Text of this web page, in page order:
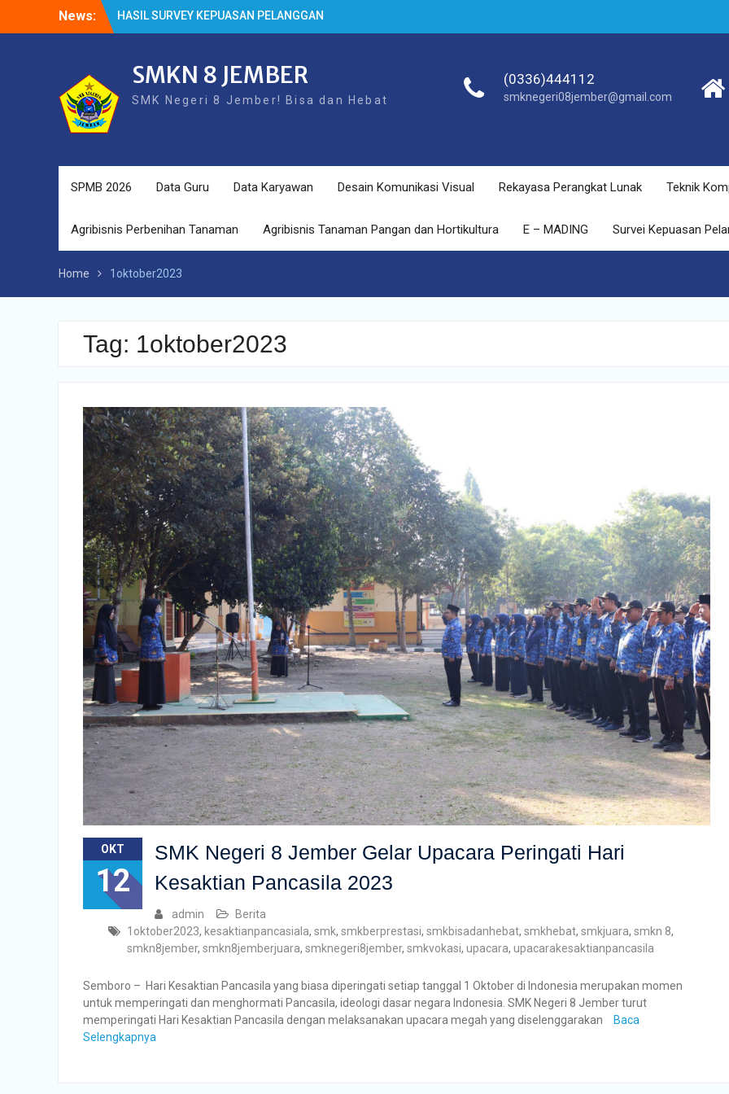
News:
HASIL SURVEY KEPUASAN PELANGGAN
HASIL SPMB PEMENUHAN KUOTA
SMKN 8 JEMBER
SMK Negeri 8 Jember! Bisa dan Hebat
(0336)444112
smknegeri08jember@gmail.com
SPMB 2026 Data Guru Data Karyawan Desain Komunikasi Visual Rekayasa Perangkat Lunak Teknik
Agribisnis Perbenihan Tanaman Agribisnis Tanaman Pangan dan Hortikultura E – MADING Survei Kepuasan
Home 1oktober2023
Tag: 1oktober2023
OKT
12
SMK Negeri 8 Jember Gelar Upacara Peringati Hari
Kesaktian Pancasila 2023
admin
Berita
1oktober2023, kesaktianpancasiala, smk, smkberprestasi, smkbisadanhebat, smkhebat, smkjuara, smkn 8,
smkn8jember, smkn8jemberjuara, smknegeri8jember, smkvokasi, upacara, upacarakesaktianpancasila
Semboro – Hari Kesaktian Pancasila yang biasa diperingati setiap tanggal 1 Oktober di Indonesia merupakan momen
untuk memperingati dan menghormati Pancasila, ideologi dasar negara Indonesia. SMK Negeri 8 Jember turut
memperingati Hari Kesaktian Pancasila dengan melaksanakan upacara megah yang diselenggarakan
Baca
Selengkapnya